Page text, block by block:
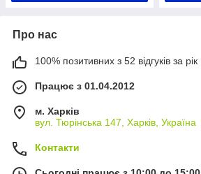
Про нас
100% позитивних з 52 відгуків за рік
Працює з 01.04.2012
м. Харків
вул. Тюрінська 147, Харків, Україна
Контакти